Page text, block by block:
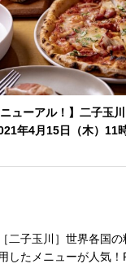
ニューアル！】二子玉
年4月15日（木）11
［二子玉川］世界各国
したメニューが人気